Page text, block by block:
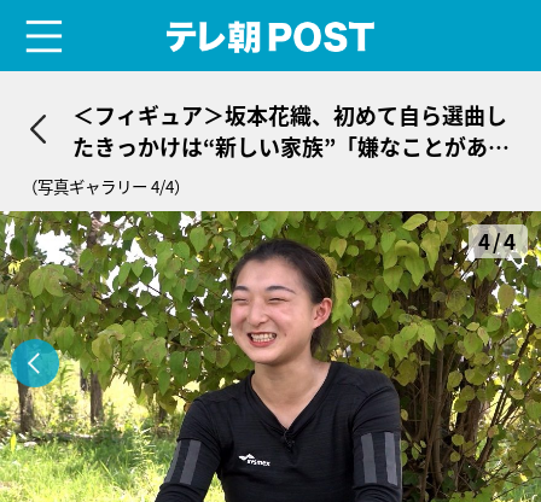
＜フィギュア＞坂本花織、初めて自ら選曲し
たきっかけは“新しい家族”「嫌なことがあっ
ても全部吹き飛ぶ」
（写真ギャラリー 4/4）
4/4